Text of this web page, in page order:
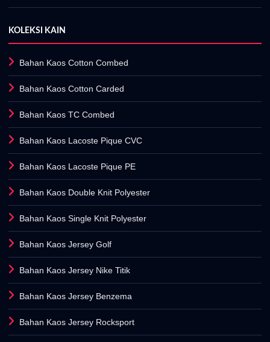
KOLEKSI KAIN
Bahan Kaos Cotton Combed
Bahan Kaos Cotton Carded
Bahan Kaos TC Combed
Bahan Kaos Lacoste Pique CVC
Bahan Kaos Lacoste Pique PE
Bahan Kaos Double Knit Polyester
Bahan Kaos Single Knit Polyester
Bahan Kaos Jersey Golf
Bahan Kaos Jersey Nike Titik
Bahan Kaos Jersey Benzema
Bahan Kaos Jersey Rocksport